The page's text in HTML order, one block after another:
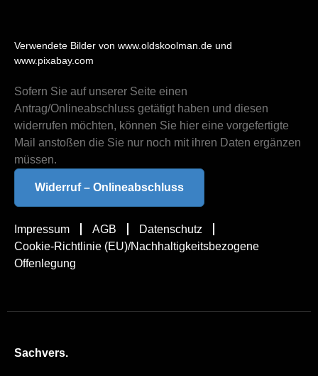
Verwendete Bilder von www.oldskoolman.de und
www.pixabay.com
Sofern Sie auf unserer Seite einen
Antrag/Onlineabschluss getätigt haben und diesen
widerrufen möchten, können Sie hier eine vorgefertigte
Mail anstoßen die Sie nur noch mit ihren Daten ergänzen
müssen.
Widerruf – Onlineabschluss
Impressum AGB
Datenschutz
Cookie-Richtlinie (EU)/Nachhaltigkeitsbezogene
Offenlegung
Sachvers.